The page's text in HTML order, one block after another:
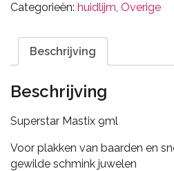
aantal
Categorieën: huidlijm, Overige
Beschrijving
Beschrijving
Superstar Mastix 9ml
Voor plakken van baarden en
gewilde schmink juwelen